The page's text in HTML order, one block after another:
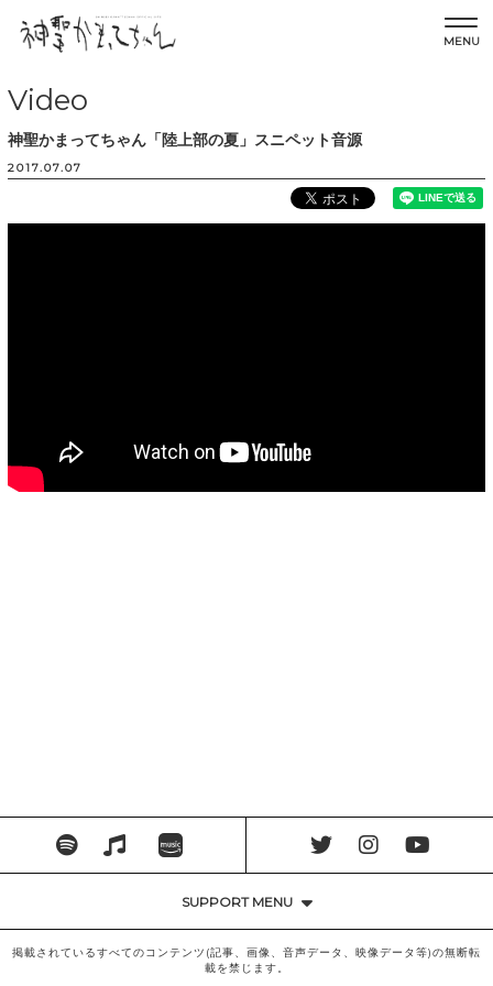
MENU
Video
神聖かまってちゃん「陸上部の夏」スニペット音源
2017.07.07
SUPPORT MENU
掲載されているすべてのコンテンツ(記事、画像、音声データ、映像データ等)の無断転
載を禁じます。